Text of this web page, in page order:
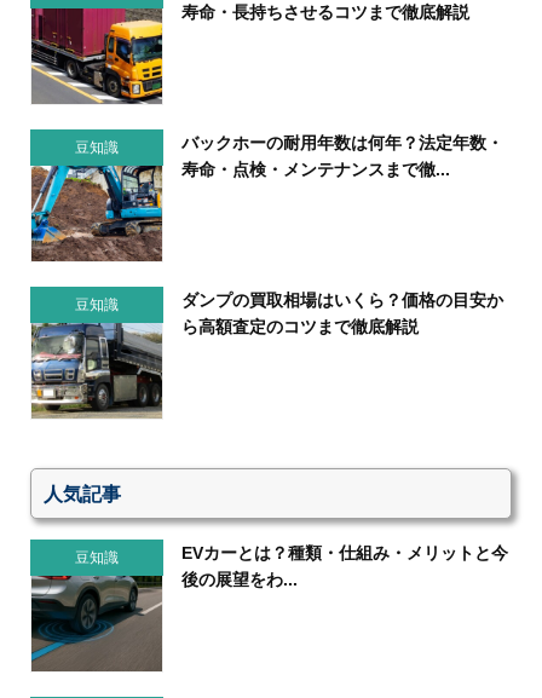
寿命・長持ちさせるコツまで徹底解説
豆知識
バックホーの耐用年数は何年？法定年数・
寿命・点検・メンテナンスまで徹...
豆知識
ダンプの買取相場はいくら？価格の目安か
ら高額査定のコツまで徹底解説
人気記事
豆知識
EVカーとは？種類・仕組み・メリットと今
後の展望をわ...